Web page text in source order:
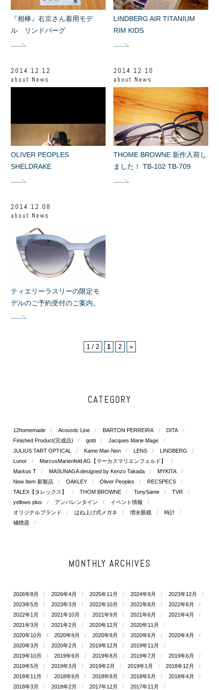
『相棒』右京さん着用モデ
ル リンドバーグ
LINDBERG AIR TITANIUM
RIM KIDS
2014.12.12
about News
OLIVER PEOPLES
SHELDRAKE
2014.12.10
about News
THOME BROWNE 新作入荷し
ました！ TB-102 TB-709
2014.12.08
about News
ティエリーラスリーの限定モ
デルのご予約受付のご案内。
1 / 2 1 2 »
CATEGORY
12homemade Acoustic Line BARTON PERREIRA
DITA
Finished Product(完成品)
gotti
Jacques Marie Mage
JULIUS TART OPTICAL
Kame Man Nen LENS
LINDBERG
Lunor
MarcusMarienfeld AG【マーカスマリエンフェルド】
Markus T
MASUNAGA designed by Kenzo Takada
MYKITA
New Item 新製品
OAKLEY Oliver Peoples
RECSPECS
TALEX【タレックス】
THOM BROWNE TonySame
TVR
yellows plus
アンバレンタイン
イベント情報
オリジナルブランド
はね上げ式メガネ 増永眼鏡
時計
補聴器
MONTHLY ARCHIVES
2026年8月 2026年4月 2025年11月 2024年9月
2023年12月
2023年5月
2023年3月 2022年10月 2022年8月
2022年6月
2022年1月
2021年10月 2021年9月 2021年6月
2021年4月
2021年3月
2021年2月 2020年12月
2020年11月
2020年10月
2020年9月 2020年8月 2020年6月
2020年4月
2020年3月
2020年2月 2019年12月
2019年11月
2019年10月
2019年9月 2019年8月 2019年7月
2019年6月
2019年5月
2019年3月 2019年2月 2019年1月
2018年12月
2018年11月
2018年9月 2018年8月 2018年5月
2018年4月
2018年3月
2018年2月 2017年12月
2017年11月